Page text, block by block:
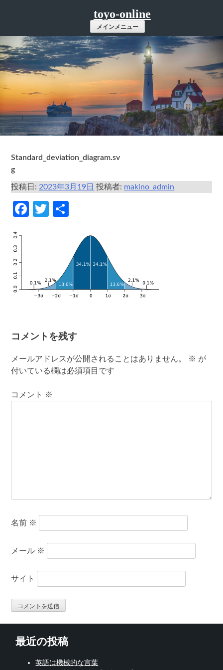
ツ
へ
ス
キ
ッ
プ
toyo-online
メインメニュー
Standard_deviation_diagram.sv
g
投稿日: 2023年3月19日 投稿者: makino_admin
Facebook
Twitter
コメントを残す
メールアドレスが公開されることはありません。 ※ が
付いている欄は必須項目です
コメント ※
名前 ※
メール ※
サイト
最近の投稿
英語は機械的な言葉